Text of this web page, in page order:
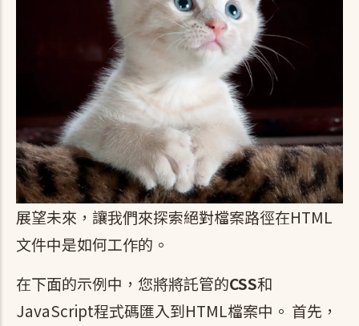
展望未來，讓我們來探索絕對檔案路徑在HTML
文件中是如何工作的。
在下面的示例中，您將將託管的CSS和
JavaScript程式碼匯入到HTML檔案中。 首先，